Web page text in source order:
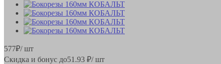
577₽/ шт
Скидка и бонус до51.93 ₽/ шт